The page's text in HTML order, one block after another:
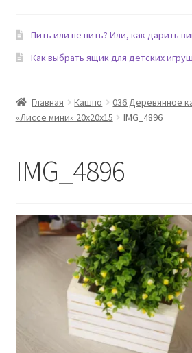
Сад
Домашние
Пить или не пить? Или, как дарить
Как выбрать ящик для детских
Главная Кашпо
036 Деревянное
«Лиссе мини» 20х20х15
IMG_4896
IMG_4896